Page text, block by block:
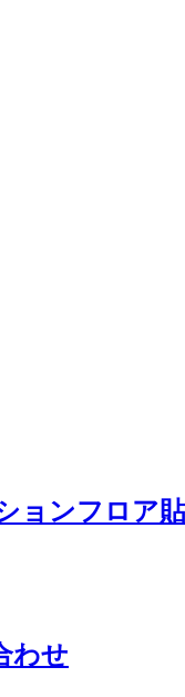
ョンフロア
わせ